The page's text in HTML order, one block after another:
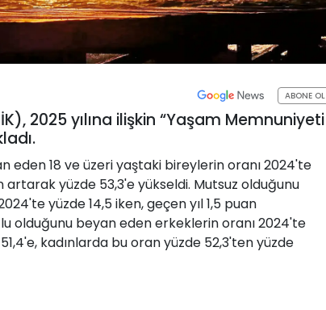
ABONE OL
2025 yılına ilişkin “Yaşam Memnuniyeti
eden 18 ve üzeri yaştaki bireylerin oranı 2024'te
artarak yüzde 53,3'e yükseldi. Mutsuz olduğunu
yüzde 14,5 iken, geçen yıl 1,5 puan
olduğunu beyan eden erkeklerin oranı 2024'te
kadınlarda bu oran yüzde 52,3'ten yüzde